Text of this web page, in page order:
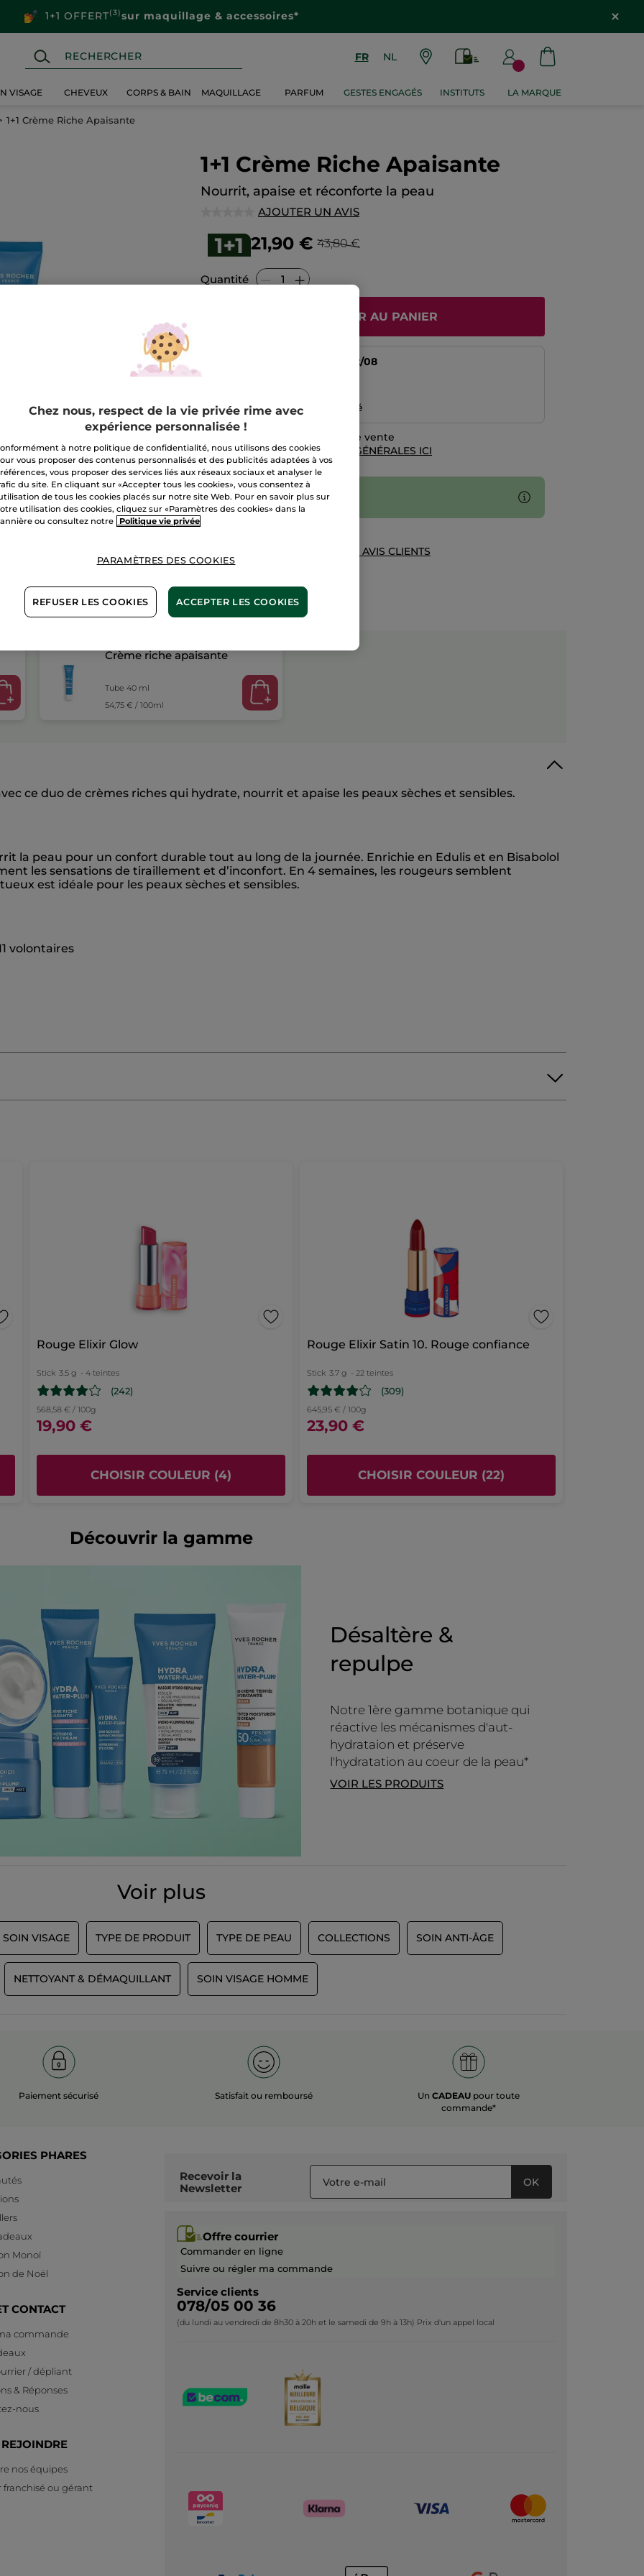
1+1 OFFERT(3)sur maquillage & accessoires*
FR NL
VISAGE CHEVEUX CORPS & BAIN MAQUILLAGE PARFUM GESTES ENGAGÉS INSTITUTS LA MARQUE
1+1 Crème Riche Apaisante
1+1 Crème Riche Apaisante
Nourrit, apaise et réconforte la peau
valeur
notation
Crème
AJOUTER UN AVIS
21,90 € 43,80 €
Quantité
AJOUTER AU PANIER
12/08
Satisfait ou remboursé
Conditions générales de vente
VOIR LES CONDITIONS GÉNÉRALES ICI
1+1 OFFERT*(4)
VOIR LA POLITIQUE DES AVIS CLIENTS
Crème riche apaisante
Tube 40 ml
54,75 € / 100ml
ce duo de crèmes riches qui hydrate, nourrit et apaise les peaux sèches et sensibles.
la peau pour un confort durable tout au long de la journée. Enrichie en Edulis et en Bisabolol
les sensations de tiraillement et d’inconfort. En 4 semaines, les rougeurs semblent
est idéale pour les peaux sèches et sensibles.
volontaires
Rouge Elixir Glow
Stick 3.5 g - 4 teintes
(242)
568,58 € / 100g
19,90 €
CHOISIR COULEUR (4)
Rouge Elixir Satin 10. Rouge confiance
Stick 3.7 g - 22 teintes
(309)
645,95 € / 100g
23,90 €
CHOISIR COULEUR (22)
Découvrir la gamme
Désaltère &
repulpe
Notre 1ère gamme botanique qui
réactive les mécanismes d'aut-
hydrataion et préserve
l'hydratation au coeur de la peau*
VOIR LES PRODUITS
Voir plus
SOIN VISAGE TYPE DE PRODUIT TYPE DE PEAU COLLECTIONS SOIN ANTI-ÂGE
NETTOYANT & DÉMAQUILLANT SOIN VISAGE HOMME
Paiement sécurisé Satisfait ou remboursé Un CADEAUpour toute
commande*
PHARES
Monoï
de Noël
CONTACT
commande
/ dépliant
& Réponses
nous
nos équipes
franchisé ou gérant
Recevoir la
Newsletter
OK
Offre courrier
Commander en ligne
Suivre ou régler ma commande
Service clients
078/05 00 36
(du lundi au vendredi de 8h30 à 20h et le samedi de 9h à 13h) Prix d'un appel local
Chez nous, respect de la vie privée rime avec
expérience personnalisée !
à notre politique de confidentialité, nous utilisons des cookies
vous proposer des contenus personnalisés et des publicités adaptées à vos
vous proposer des services liés aux réseaux sociaux et analyser le
du site. En cliquant sur «Accepter tous les cookies», vous consentez à
de tous les cookies placés sur notre site Web. Pour en savoir plus sur
utilisation des cookies, cliquez sur «Paramètres des cookies» dans la
ou consultez notre
Politique vie privée
PARAMÈTRES DES COOKIES
REFUSER LES COOKIES ACCEPTER LES COOKIES